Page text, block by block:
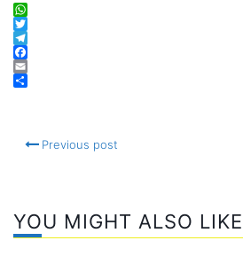
WhatsApp
Twitter
Telegram
Facebook
Email
Previous post
YOU MIGHT ALSO LIKE